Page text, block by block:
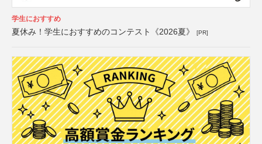
学生におすすめ
夏休み！学生におすすめのコンテスト《2026夏》 [PR]